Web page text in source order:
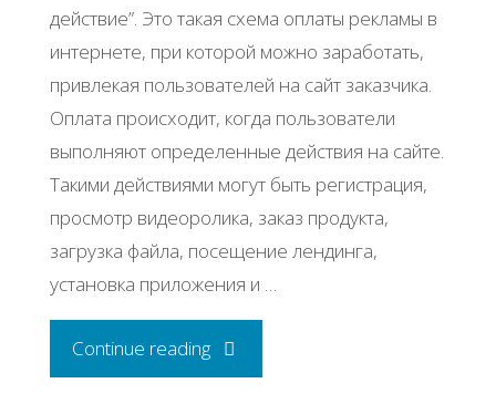
действие”. Это такая схема оплаты рекламы в
интернете, при которой можно заработать,
привлекая пользователей на сайт заказчика.
Оплата происходит, когда пользователи
выполняют определенные действия на сайте.
Такими действиями могут быть регистрация,
просмотр видеоролика, заказ продукта,
загрузка файла, посещение лендинга,
установка приложения и …
Continue reading"Бизнес